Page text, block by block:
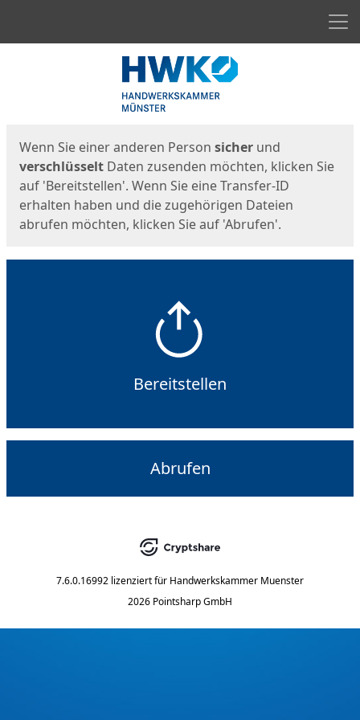
Wenn Sie einer anderen Person sicher und
verschlüsselt Daten zusenden möchten, klicken Sie
auf 'Bereitstellen'. Wenn Sie eine Transfer-ID
erhalten haben und die zugehörigen Dateien
abrufen möchten, klicken Sie auf 'Abrufen'.
Bereitstellen
Abrufen
7.6.0.16992 lizenziert für Handwerkskammer Muenster
2026 Pointsharp GmbH